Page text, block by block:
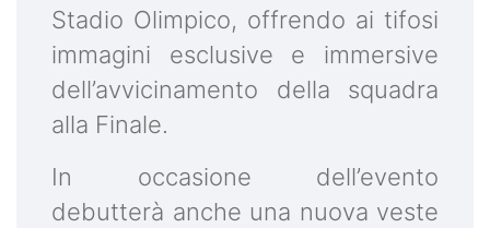
Stadio Olimpico, offrendo ai tifosi
immagini esclusive e immersive
dell’avvicinamento della squadra
alla Finale.
In occasione dell’evento
debutterà anche una nuova veste